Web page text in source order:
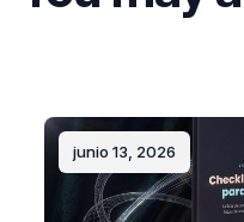
junio 13, 2026